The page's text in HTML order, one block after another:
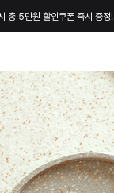
총 5만원 할인쿠폰 즉시 증정!